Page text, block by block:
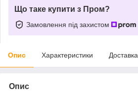
Що таке купити з Пром?
Замовлення під захистом
Опис Характеристики Доставка
Опис